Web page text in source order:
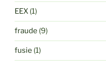
EEX (1)
fraude (9)
fusie (1)